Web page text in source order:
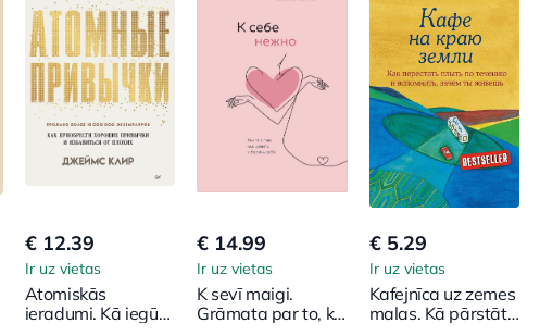
€ 12.39
Ir uz vietas
Atomiskās
ieradumi. Kā iegūt
€ 14.99
Ir uz vietas
K sevī maigi.
Grāmata par to, kā
€ 5.29
Ir uz vietas
Kafejnīca uz zemes
malas. Kā pārstāt